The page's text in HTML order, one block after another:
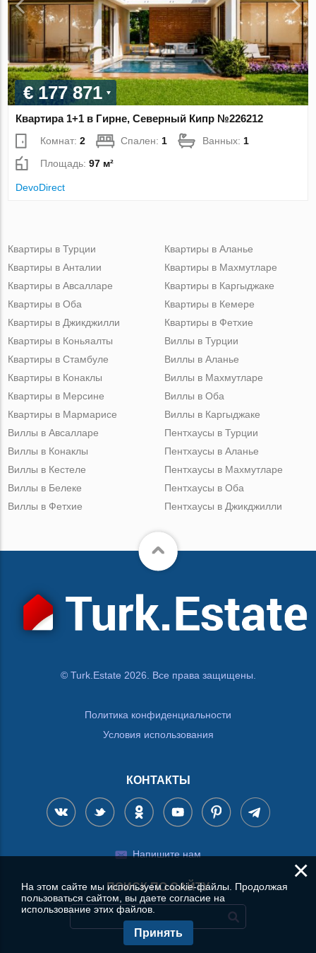
€ 177 871
Квартира 1+1 в Гирне, Северный Кипр №226212
Комнат:2 Спален: 1 Ванных: 1
Площадь:97 м²
DevoDirect
Квартиры в Турции
Квартиры в Анталии
Квартиры в Авсалларе
Квартиры в Оба
Квартиры в Джикджилли
Квартиры в Аланье
Квартиры в Махмутларе
Квартиры в Каргыджаке
Квартиры в Кемере
Квартиры в Фетхие
Квартиры в Коньяалты
Квартиры в Стамбуле
Квартиры в Конаклы
Квартиры в Мерсине
Квартиры в Мармарисе
Виллы в Турции
Виллы в Аланье
Виллы в Махмутларе
Виллы в Оба
Виллы в Каргыджаке
Виллы в Авсалларе
Виллы в Конаклы
Виллы в Кестеле
Виллы в Белеке
Виллы в Фетхие
Пентхаусы в Турции
Пентхаусы в Аланье
Пентхаусы в Махмутларе
Пентхаусы в Оба
Пентхаусы в Джикджилли
© Turk.Estate 2026. Все права защищены.
Политика конфиденциальности
Условия использования
КОНТАКТЫ
Напишите нам
ПОИСК ПО САЙТУ
×
На этом сайте мы используем cookie-файлы. Продолжая
пользоваться сайтом, вы даете согласие на
использование этих файлов.
Принять